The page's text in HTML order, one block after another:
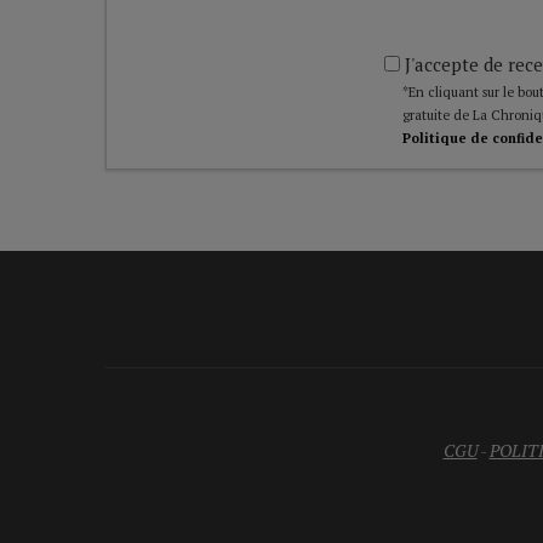
J'accepte de
*En cliquant sur le
gratuite de La
Politique de
CGU-